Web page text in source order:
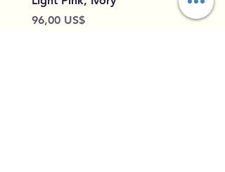
Preço
96,00 US$
Preço
79,50